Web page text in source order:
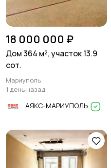
18 000 000 ₽
Дом 364 м², участок 13.9
сот.
Мариуполь
1 день назад
АЯКС-МАРИУПОЛЬ